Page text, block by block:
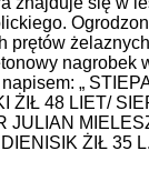
prętów
nagrobek
„
ŻIŁ 48 LIET/
JULIAN
ŻIŁ 35